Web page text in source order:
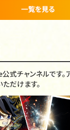
式チャンネルです。
だけます。